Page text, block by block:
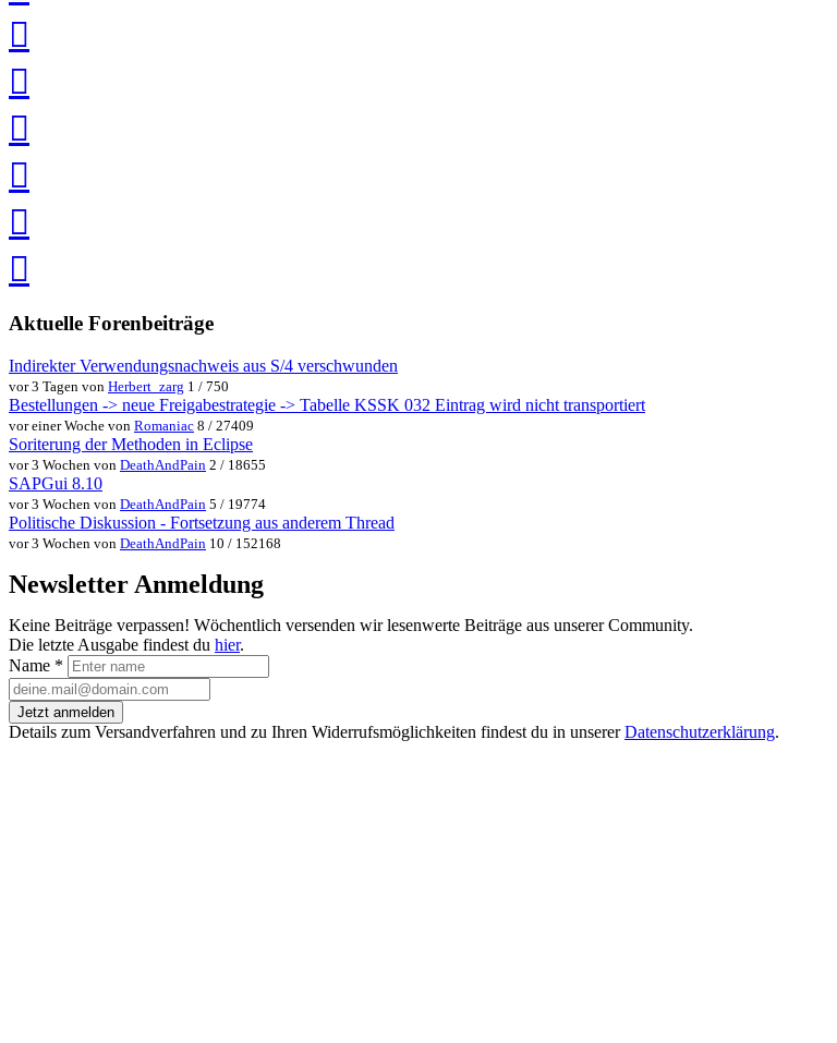
teilen
teilen
teilen
teilen
speichern
via
teilenteilen
Aktuelle Forenbeiträge
Indirekter Verwendungsnachweis aus S/4 verschwunden
vor 3 Tagen von Herbert_zarg 1 / 750
Bestellungen -> neue Freigabestrategie -> Tabelle KSSK 032 Eintrag wird nicht transportiert
vor einer Woche von Romaniac 8 / 27409
Soriterung der Methoden in Eclipse
vor 3 Wochen von DeathAndPain 2 / 18655
SAPGui 8.10
vor 3 Wochen von DeathAndPain 5 / 19774
Politische Diskussion - Fortsetzung aus anderem Thread
vor 3 Wochen von DeathAndPain 10 / 152168
Newsletter Anmeldung
Keine Beiträge verpassen! Wöchentlich versenden wir lesenwerte Beiträge aus unserer Community.
Die letzte Ausgabe findest du hier.
Name *
Jetzt anmelden
Details zum Versandverfahren und zu Ihren Widerrufsmöglichkeiten findest du in unsererDatenschutzerklärung.